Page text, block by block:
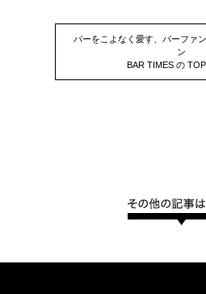
バーをこよなく愛す、バーファ
ン
BAR TIMES の